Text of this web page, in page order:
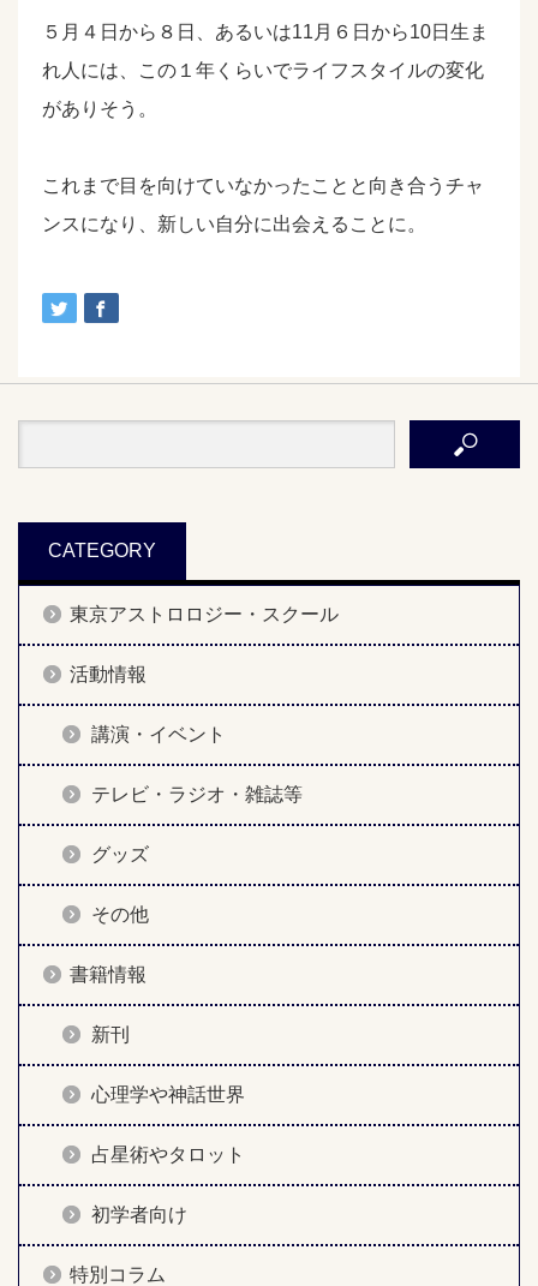
５月４日から８日、あるいは11月６日から10日生ま
れ人には、この１年くらいでライフスタイルの変化
がありそう。
これまで目を向けていなかったことと向き合うチャ
ンスになり、新しい自分に出会えることに。
CATEGORY
東京アストロロジー・スクール
活動情報
講演・イベント
テレビ・ラジオ・雑誌等
グッズ
その他
書籍情報
新刊
心理学や神話世界
占星術やタロット
初学者向け
特別コラム